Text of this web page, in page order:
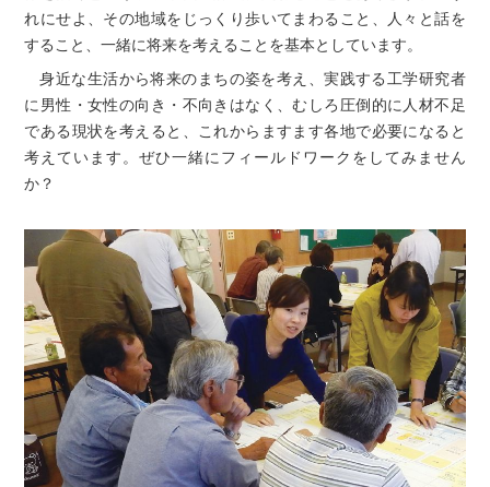
れにせよ、その地域をじっくり歩いてまわること、人々と話を
すること、一緒に将来を考えることを基本としています。
身近な生活から将来のまちの姿を考え、実践する工学研究者
に男性・女性の向き・不向きはなく、むしろ圧倒的に人材不足
である現状を考えると、これからますます各地で必要になると
考えています。ぜひ一緒にフィールドワークをしてみません
か？